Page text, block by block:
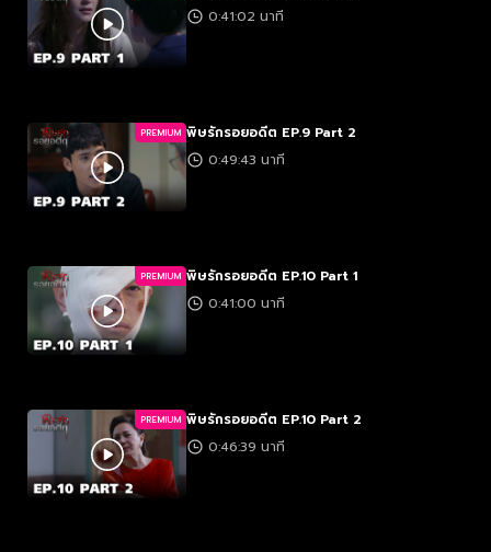
0:41:02 นาที
PREMIUM พิษรักรอยอดีต EP.9 Part 2
0:49:43 นาที
PREMIUM พิษรักรอยอดีต EP.10 Part 1
0:41:00 นาที
PREMIUM พิษรักรอยอดีต EP.10 Part 2
0:46:39 นาที